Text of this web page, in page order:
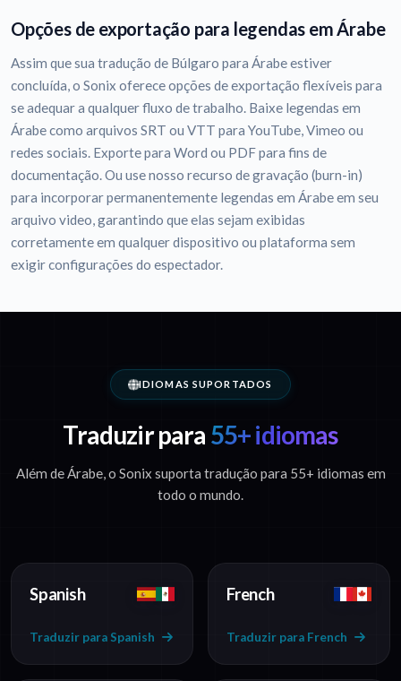
Opções de exportação para legendas em Árabe
Assim que sua tradução de Búlgaro para Árabe estiver
concluída, o Sonix oferece opções de exportação flexíveis para
se adequar a qualquer fluxo de trabalho. Baixe legendas em
Árabe como arquivos SRT ou VTT para YouTube, Vimeo ou
redes sociais. Exporte para Word ou PDF para fins de
documentação. Ou use nosso recurso de gravação (burn-in)
para incorporar permanentemente legendas em Árabe em seu
arquivo video, garantindo que elas sejam exibidas
corretamente em qualquer dispositivo ou plataforma sem
exigir configurações do espectador.
IDIOMAS SUPORTADOS
Traduzir para 55+ idiomas
Além de Árabe, o Sonix suporta tradução para 55+ idiomas em
todo o mundo.
Spanish
Traduzir para Spanish
French
Traduzir para French